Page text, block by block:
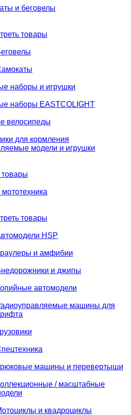
и беговелы
товары
наборы и игрушки
наборы EASTCOLIGHT
велосипеды
для кормления
модели и игрушки
товары
товары
HSP
и амфибии
и джипы
автомодели
машины для
машины и перевертыши
/ масштабные
и квадроциклы